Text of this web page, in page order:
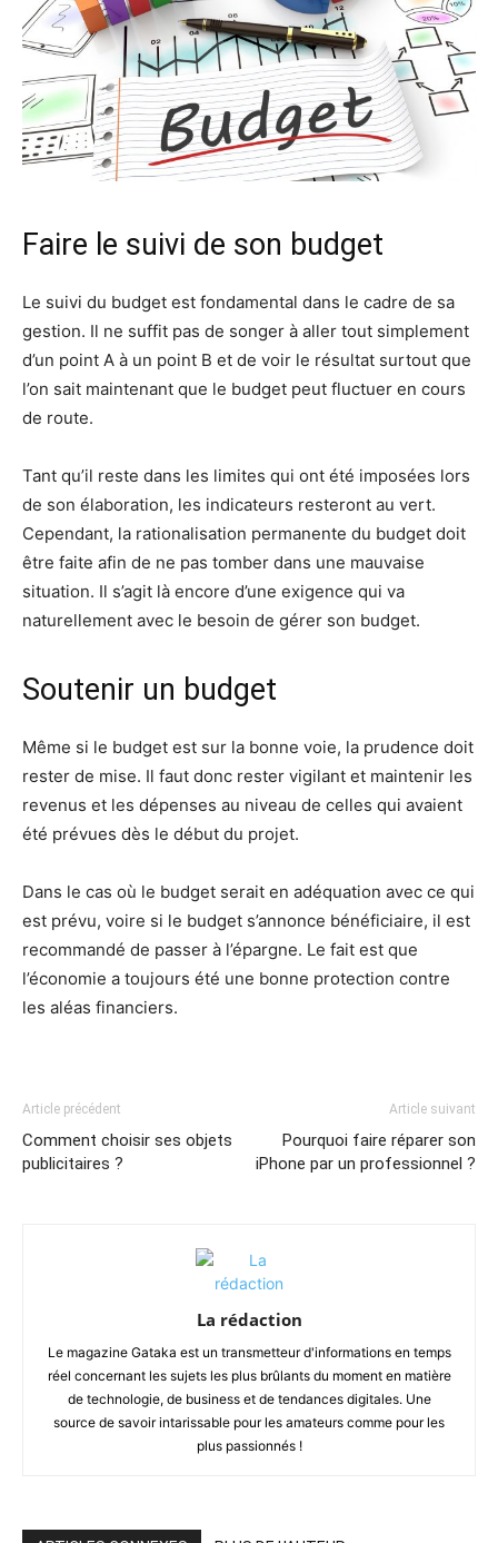
Faire le suivi de son budget
Le suivi du budget est fondamental dans le cadre de sa
gestion. Il ne suffit pas de songer à aller tout simplement
d’un point A à un point B et de voir le résultat surtout que
l’on sait maintenant que le budget peut fluctuer en cours
de route.
Tant qu’il reste dans les limites qui ont été imposées lors
de son élaboration, les indicateurs resteront au vert.
Cependant, la rationalisation permanente du budget doit
être faite afin de ne pas tomber dans une mauvaise
situation. Il s’agit là encore d’une exigence qui va
naturellement avec le besoin de gérer son budget.
Soutenir un budget
Même si le budget est sur la bonne voie, la prudence doit
rester de mise. Il faut donc rester vigilant et maintenir les
revenus et les dépenses au niveau de celles qui avaient
été prévues dès le début du projet.
Dans le cas où le budget serait en adéquation avec ce qui
est prévu, voire si le budget s’annonce bénéficiaire, il est
recommandé de passer à l’épargne. Le fait est que
l’économie a toujours été une bonne protection contre
les aléas financiers.
Article précédent
Comment choisir ses objets
publicitaires ?
Article suivant
Pourquoi faire réparer son
iPhone par un professionnel ?
La rédaction
Le magazine Gataka est un transmetteur d'informations en temps
réel concernant les sujets les plus brûlants du moment en matière
de technologie, de business et de tendances digitales. Une
source de savoir intarissable pour les amateurs comme pour les
plus passionnés !